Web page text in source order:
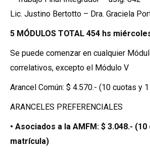
Lic. Justino Bertotto – Dra. Graciela
5 MÓDULOS TOTAL 454 hs
Se puede comenzar en cualquier
correlativos, excepto el Módulo V
Arancel Común: $ 4.570.- (10 cuotas y
ARANCELES PREFERENCIALES
• Asociados a la AMFM: $ 3.048.- (10
matrícula)